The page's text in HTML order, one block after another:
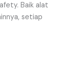
Baik alat
setiap